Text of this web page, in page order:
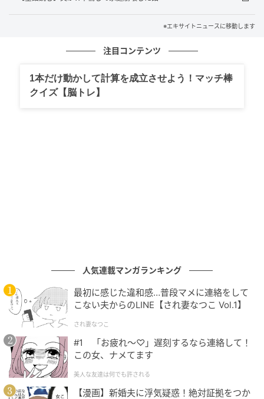
※エキサイトニュースに移動します
注目コンテンツ
1本だけ動かして計算を成立させよう！マッチ棒
クイズ【脳トレ】
人気連載マンガランキング
最初に感じた違和感…普段マメに連絡をして
こない夫からのLINE【され妻なつこ Vol.1】
され妻なつこ
#1 「お疲れ〜♡」遅刻するなら連絡して！
この女、ナメてます
美人な友達は何でも許される
【漫画】新婚夫に浮気疑惑！絶対証拠をつか